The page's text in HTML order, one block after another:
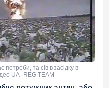
та сів в засідку в
UA_REG TEAM